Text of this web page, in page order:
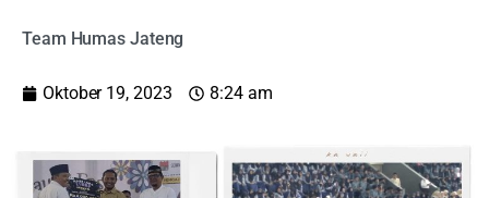
Team Humas Jateng
Oktober 19, 2023 8:24 am